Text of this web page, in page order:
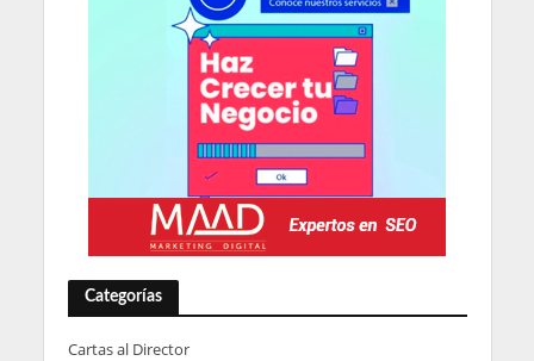
Categorías
Cartas al Director